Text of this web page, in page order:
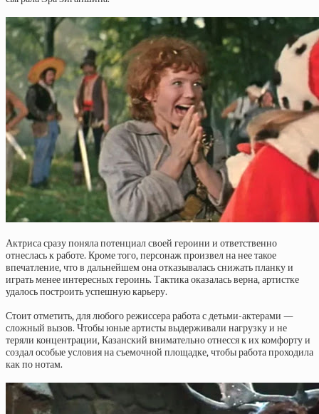
Актриса сразу поняла потенциал своей героини и ответственно
отнеслась к работе. Кроме того, персонаж произвел на нее такое
впечатление, что в дальнейшем она отказывалась снижать планку и
играть менее интересных героинь. Тактика оказалась верна, артистке
удалось построить успешную карьеру.
Стоит отметить, для любого режиссера работа с детьми-актерами —
сложный вызов. Чтобы юные артисты выдерживали нагрузку и не
теряли концентрации, Казанский внимательно отнесся к их комфорту и
создал особые условия на съемочной площадке, чтобы работа проходила
как по нотам.